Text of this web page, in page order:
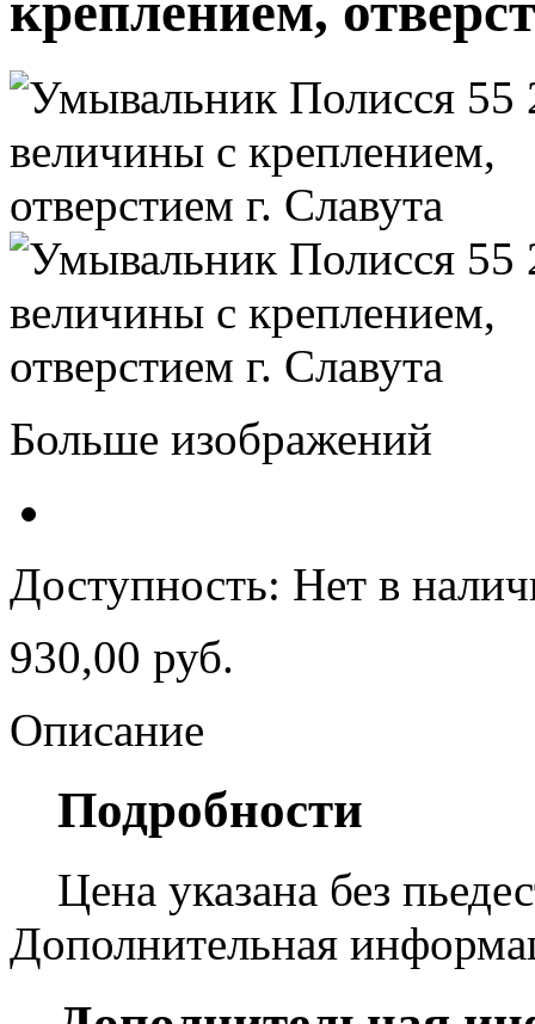
креплением,
Больше изображений
Доступность: Нет в
930,00 руб.
Описание
Подробности
Цена указана без
Дополнительная